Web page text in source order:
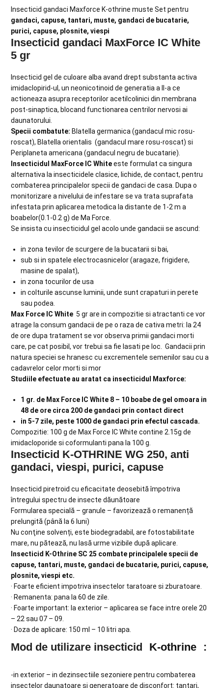
Insecticid gandaci Maxforce K-othrine muste Set pentru
gandaci, capuse, tantari, muste, gandaci de bucatarie,
purici, capuse, plosnite, viespi
Insecticid gandaci MaxForce IC White
5 gr
Insecticid gel de culoare alba avand drept substanta activa
imidaclopirid-ul, un neonicotinoid de generatia a II-a ce
actioneaza asupra receptorilor acetilcolinici din membrana
post-sinaptica, blocand functionarea centrilor nervosi ai
daunatorului.
Specii combatute: Blatella germanica (gandacul mic rosu-
roscat), Blatella orientalis (gandacul mare rosu-roscat) si
Periplaneta americana (gandacul negru de bucatarie).
Insecticidul MaxForce IC Whiteeste formulat ca singura
alternativa la insecticidele clasice, lichide, de contact, pentru
combaterea principalelor specii de gandaci de casa. Dupa o
monitorizare a nivelului de infestare se va trata suprafata
infestata prin aplicarea metodica la distante de 1-2 m a
boabelor(0.1-0.2 g) de Ma Force.
Se insista cu insecticidul gel acolo unde gandacii se ascund:
in zona tevilor de scurgere de la bucatarii si bai,
sub si in spatele electrocasnicelor (aragaze, frigidere,
masine de spalat),
in zona tocurilor de usa
in colturile ascunse luminii, unde sunt crapaturi in perete
sau podea.
Max Force IC White 5 gr are in compozitie si atractanti ce vor
atrage la consum gandacii de pe o raza de cativa metri: la 24
de ore dupa tratament se vor observa primii gandaci morti
care, pe cat posibil, vor trebui sa fie lasati pe loc. Gandacii prin
natura speciei se hranesc cu excrementele semenilor sau cu a
cadavrelor celor morti si mor
Studiile efectuate au aratat ca insecticidul Maxforce:
1 gr. de Max Force IC White 8 – 10 boabe de gel omoara in
48 de ore circa 200 de gandaci prin contact direct
in 5-7 zile, peste 1000 de gandaci prin efectul cascada.
Compozitie: 100 g de Max Force IC White contine 2.15g de
imidacloporide si coformulanti pana la 100 g.
Insecticid K-OTHRINE WG 250, anti
gandaci, viespi, purici, capuse
Insecticid piretroid cu eficacitate deosebită împotriva
întregului spectru de insecte dăunătoare
Formularea specială – granule – favorizează o remanență
prelungită (până la 6 luni)
Nu conţine solvenți, este biodegradabil, are fotostabilitate
mare, nu pătează, nu lasă urme vizibile după aplicare.
Insecticid K-Othrine SC 25 combate principalele specii de
capuse, tantari, muste, gandaci de bucatarie, purici, capuse,
plosnite, viespi etc.
· Foarte eficient impotriva insectelor taratoare si zburatoare.
· Remanenta: pana la 60 de zile.
· Foarte important: la exterior – aplicarea se face intre orele 20
– 22 sau 07 – 09.
· Doza de aplicare: 150 ml – 10 litri apa.
Mod de utilizare insecticid K-othrine :
-in exterior – in dezinsectiile sezoniere pentru combaterea
insectelor daunatoare si generatoare de disconfort: tantari,